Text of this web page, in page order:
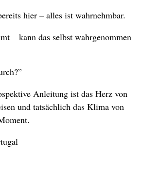
hier – alles ist wahrnehmbar.
– kann das selbst wahrgenommen
Anleitung ist das Herz von
und tatsächlich das Klima von